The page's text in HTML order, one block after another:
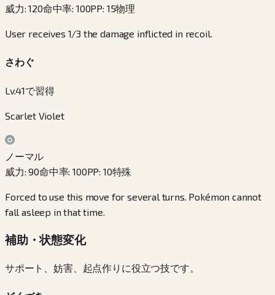
威力:120命中率: 100PP: 15物理
User receives 1/3 the damage inflicted in recoil.
さわぐ
Lv.41で習得
Scarlet Violet
ノーマル
威力:90命中率:100PP: 10特殊
Forced to use this move for several turns. Pokémon cannot
fall asleep in that time.
補助・状態変化
サポート、妨害、起点作りに役立つ技です。